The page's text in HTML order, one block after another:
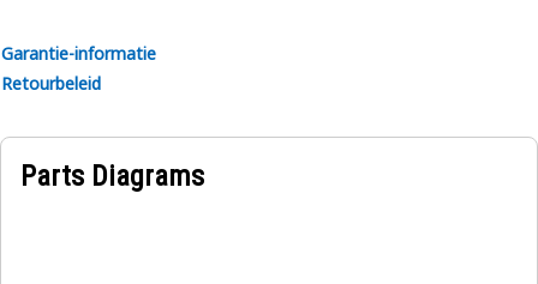
Garantie-informatie
Retourbeleid
Parts Diagrams